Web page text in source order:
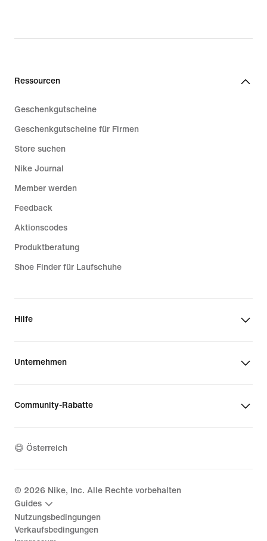
Ressourcen
Geschenkgutscheine
Geschenkgutscheine für Firmen
Store suchen
Nike Journal
Member werden
Feedback
Aktionscodes
Produktberatung
Shoe Finder für Laufschuhe
Hilfe
Unternehmen
Community-Rabatte
Österreich
© 2026 Nike, Inc. Alle Rechte vorbehalten
Guides
Nutzungsbedingungen
Verkaufsbedingungen